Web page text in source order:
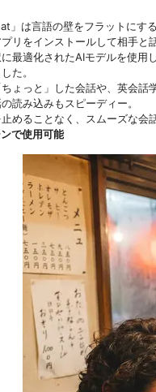
」は言語の壁をフラットにす
リをインストールして相手と
最適化されたAIモデルを使用
た。
ょっと」した会話や、英会話
読み込みもスピーディー。
めることなく、スムーズな会
で使用可能